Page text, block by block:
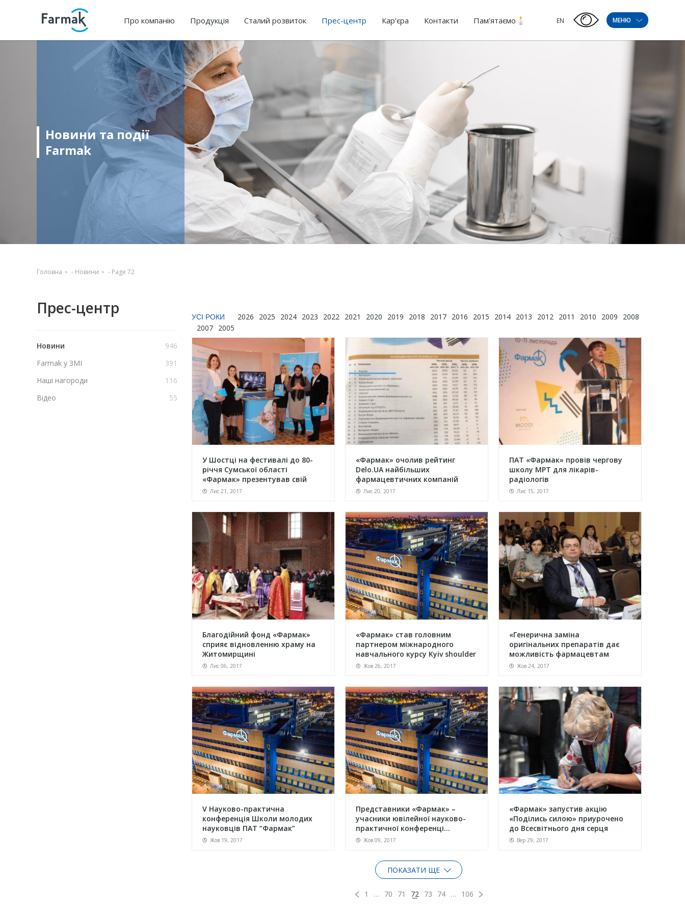
Про компанію Продукція Сталий розвиток Прес-центр Кар’єра Контакти Пам’ятаємо EN МЕНЮ
Новини та події
Farmak
Головна - Новини - Page 72
Прес-центр
Новини
946
Farmak у ЗМІ
391
Наші нагороди
116
Відео
55
УСІ РОКИ 2026 2025 2024 2023 2022 2021 2020 2019 2018 2017 2016 2015 2014 2013 2012 2011 2010 2009
2008
2007 2005
У Шостці на фестивалі до 80-
річчя Сумської області
«Фармак» презентував свій
зав...Лис 21, 2017
«Фармак» очолив рейтинг
Delo.UA найбільших
фармацевтичних компаній
України за рі...
Лис 20, 2017
ПАТ «Фармак» провів чергову
школу МРТ для лікарів-
радіологів
Лис 15, 2017
Благодійний фонд «Фармак»
сприяє відновленню храму на
Житомирщині
Лис 06, 2017
«Фармак» став головним
партнером міжнародного
навчального курсу Kyiv shoulder
co...Жов 26, 2017
«Генерична заміна
оригінальних препаратів дає
можливість фармацевтам
відпускати ...
Жов 24, 2017
V Науково-практична
конференція Школи молодих
науковців ПАТ “Фармак”
Жов 19, 2017
Представники «Фармак» –
учасники ювілейної науково-
практичної конференці...
Жов 09, 2017
«Фармак» запустив акцію
«Поділись силою» приурочено
до Всесвітнього дня серця
Вер 29, 2017
ПОКАЗАТИ ЩЕ
1 … 70 71 72 73 74 … 106